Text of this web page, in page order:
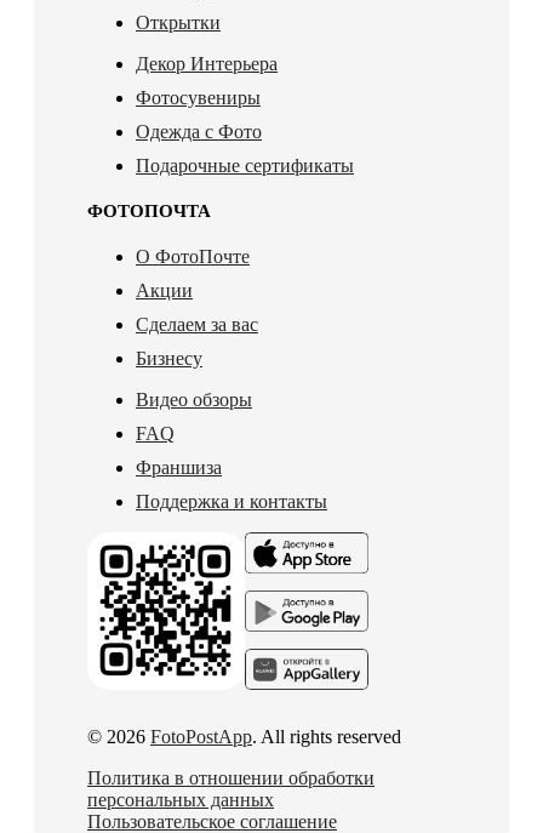
Открытки
Декор Интерьера
Фотосувениры
Одежда с Фото
Подарочные сертификаты
ФОТОПОЧТА
О ФотоПочте
Акции
Сделаем за вас
Бизнесу
Видео обзоры
FAQ
Франшиза
Поддержка и контакты
© 2026 FotoPostApp. All rights reserved
Политика в отношении обработки
персональных данных
Пользовательское соглашение